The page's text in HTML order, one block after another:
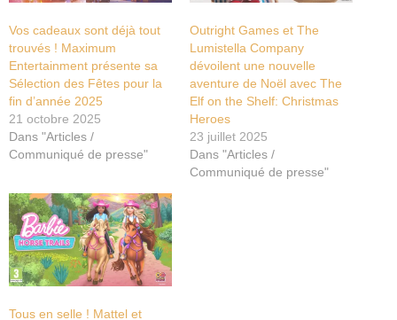
Vos cadeaux sont déjà tout
trouvés ! Maximum
Entertainment présente sa
Sélection des Fêtes pour la
fin d’année 2025
21 octobre 2025
Dans "Articles /
Communiqué de presse"
Outright Games et The
Lumistella Company
dévoilent une nouvelle
aventure de Noël avec The
Elf on the Shelf: Christmas
Heroes
23 juillet 2025
Dans "Articles /
Communiqué de presse"
Tous en selle ! Mattel et